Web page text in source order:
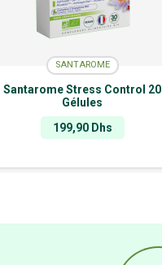
SANTAROME
Santarome Stress Control 20
Gélules
199,90 Dhs